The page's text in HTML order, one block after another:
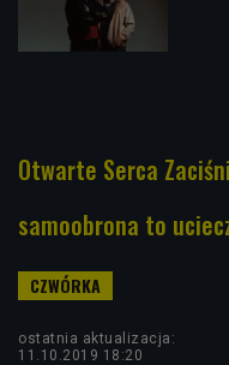
Otwarte Serca
samoobrona to
ostatnia aktualizacja:
11.10.2019 18:20